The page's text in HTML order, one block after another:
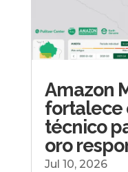
Amazon
fortalece
técnico
oro
Jul 10, 2026